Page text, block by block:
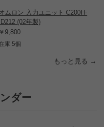
ムロン 入力ユニット C200H-
ID212 (02年製)
￥9,800
庫 5個
もっと見る →
ダー